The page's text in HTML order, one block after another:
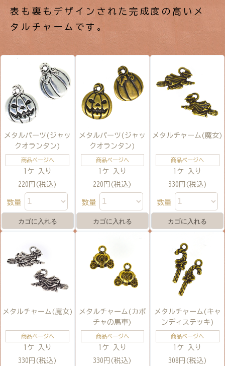
表も裏もデザインされた完成度の高いメ
タルチャームです。
メタルパーツ(ジャッ
クオランタン)
商品ページへ
1ケ 入り
220円(税込)
数量
メタルパーツ(ジャッ
クオランタン)
商品ページへ
1ケ 入り
220円(税込)
数量
メタルチャーム(魔女)
商品ページへ
1ケ 入り
330円(税込)
数量
メタルチャーム(魔女)
商品ページへ
1ケ 入り
330円(税込)
メタルチャーム(カボ
チャの馬車)
商品ページへ
1ケ 入り
330円(税込)
メタルチャーム(キャ
ンディステッキ)
商品ページへ
1ケ 入り
308円(税込)